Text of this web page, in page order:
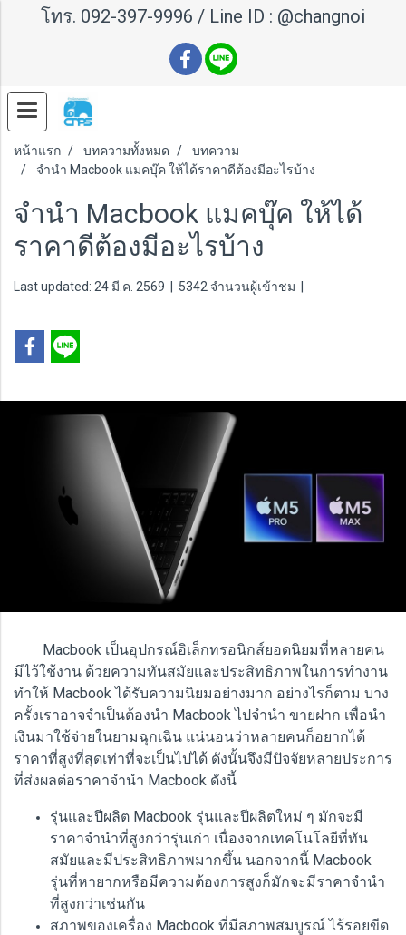
โทร. 092-397-9996 / Line ID : @changnoi
หน้าแรก บทความทั้งหมด
บทความ
จำนำ Macbook แมคบุ๊ค ให้ได้ราคาดีต้องมีอะไรบ้าง
จำนำ Macbook แมคบุ๊ค ให้ได้
ราคาดีต้องมีอะไรบ้าง
Last updated: 24 มี.ค. 2569 5342 จำนวนผู้เข้าชม
Macbook เป็นอุปกรณ์อิเล็กทรอนิกส์ยอดนิยมที่หลายคน
มีไว้ใช้งาน ด้วยความทันสมัยและประสิทธิภาพในการทำงาน
ทำให้ Macbook ได้รับความนิยมอย่างมาก อย่างไรก็ตาม บาง
ครั้งเราอาจจำเป็นต้องนำ Macbook ไปจำนำ ขายฝาก เพื่อนำ
เงินมาใช้จ่ายในยามฉุกเฉิน แน่นอนว่าหลายคนก็อยากได้
ราคาที่สูงที่สุดเท่าที่จะเป็นไปได้ ดังนั้นจึงมีปัจจัยหลายประการ
ที่ส่งผลต่อราคาจำนำ Macbook ดังนี้
รุ่นและปีผลิต Macbook รุ่นและปีผลิตใหม่ ๆ มักจะมี
ราคาจำนำที่สูงกว่ารุ่นเก่า เนื่องจากเทคโนโลยีที่ทัน
สมัยและมีประสิทธิภาพมากขึ้น นอกจากนี้ Macbook
รุ่นที่หายากหรือมีความต้องการสูงก็มักจะมีราคาจำนำ
ที่สูงกว่าเช่นกัน
สภาพของเครื่อง Macbook ที่มีสภาพสมบูรณ์ ไร้รอยขีด